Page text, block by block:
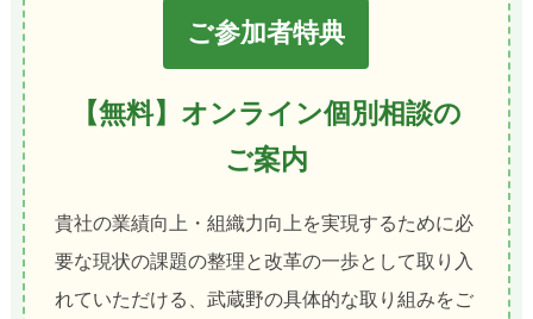
ご参加者特典
【無料】オンライン個別相談の
ご案内
貴社の業績向上・組織力向上を実現するために必
要な現状の課題の整理と改革の一歩として取り入
れていただける、武蔵野の具体的な取り組みをご